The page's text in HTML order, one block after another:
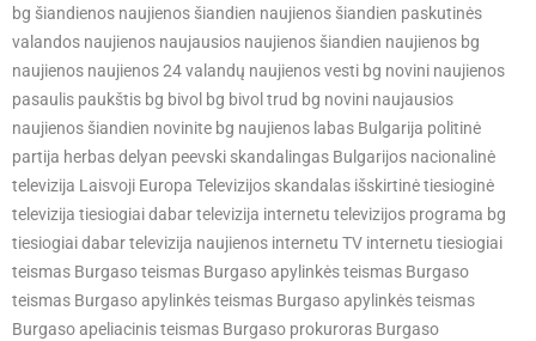
bg šiandienos naujienos šiandien naujienos šiandien paskutinės
valandos naujienos naujausios naujienos šiandien naujienos bg
naujienos naujienos 24 valandų naujienos vesti bg novini naujienos
pasaulis paukštis bg bivol bg bivol trud bg novini naujausios
naujienos šiandien novinite bg naujienos labas Bulgarija politinė
partija herbas delyan peevski skandalingas Bulgarijos nacionalinė
televizija Laisvoji Europa Televizijos skandalas išskirtinė tiesioginė
televizija tiesiogiai dabar televizija internetu televizijos programa bg
tiesiogiai dabar televizija naujienos internetu TV internetu tiesiogiai
teismas Burgaso teismas Burgaso apylinkės teismas Burgaso
teismas Burgaso apylinkės teismas Burgaso apylinkės teismas
Burgaso apeliacinis teismas Burgaso prokuroras Burgaso